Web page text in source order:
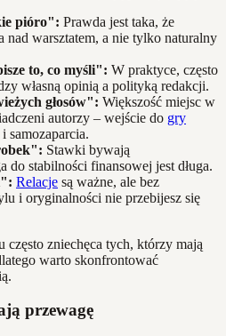
pióro": Prawda jest taka, że
nad warsztatem, a nie tylko naturalny
to, co myśli": W praktyce, często
własną opinią a polityką redakcji.
głosów": Większość miejsc w
autorzy – wejście do gry
samozaparcia.
Stawki bywają
do stabilności finansowej jest długa.
Relacje są ważne, ale bez
i oryginalności nie przebijesz się
zniechęca tych, którzy mają
warto skonfrontować
przewagę